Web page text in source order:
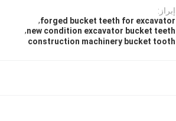
إبراز:
forged bucket teeth for excavator
,
new condition excavator bucket teeth
,
construction machinery bucket tooth